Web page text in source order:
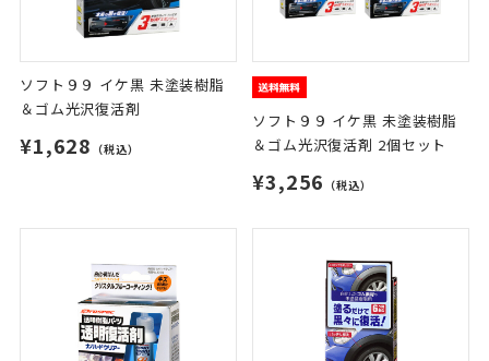
ソフト９９ イケ黒 未塗装樹脂
＆ゴム光沢復活剤
¥1,628 （税込）
ソフト９９ イケ黒 未塗装樹脂
＆ゴム光沢復活剤 2個セット
¥3,256 （税込）